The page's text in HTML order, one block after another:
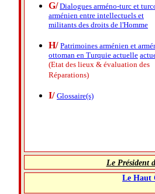
G/ Dialogues arméno-turc et
arménien entre intellectuels et
militants des droits de l'Homme
H/ Patrimoines arménien et
ottoman en Turquie actuelle
(Etat des lieux & évaluation des
Réparations)
I/ Glossaire(s)
Le Président
Le Haut